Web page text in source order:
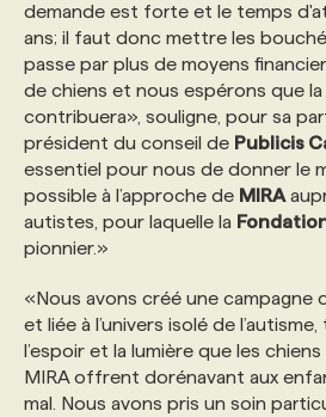
demande est forte et le temps
ans; il faut donc mettre les
passe par plus de moyens
de chiens et nous espérons que la
contribuera», souligne, pour sa
président du conseil de Publicis
essentiel pour nous de donner le
possible à l’approche de MIRA
autistes, pour laquelle la
pionnier.»
«Nous avons créé une campagne
et liée à l’univers isolé de
l’espoir et la lumière que les
MIRA offrent dorénavant aux
mal. Nous avons pris un soin